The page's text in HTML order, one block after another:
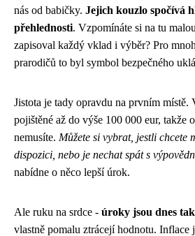
nás od babičky. Jejich kouzlo spočívá
přehlednosti. Vzpomínáte si na tu
zapisoval každý vklad i výběr? Pro
prarodičů to byl symbol bezpečného
Jistota je tady opravdu na prvním místě.
pojištěné až do výše 100 000 eur, takže
nemusíte. Můžete si vybrat, jestli chcete
dispozici, nebo je nechat spát s
nabídne o něco lepší úrok.
Ale ruku na srdce - úroky jsou dnes
vlastně pomalu ztrácejí hodnotu. Inflace